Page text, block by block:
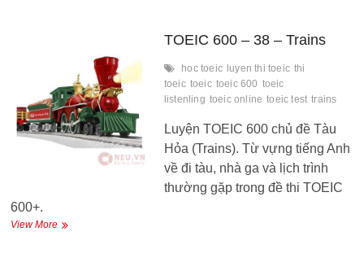
TOEIC 600 – 38 – Trains
hoc toeic luyen thi toeic thi
toeic toeic toeic 600 toeic
listenling toeic online toeic test trains
Luyện TOEIC 600 chủ đề Tàu
Hỏa (Trains). Từ vựng tiếng Anh
về đi tàu, nhà ga và lịch trình
thường gặp trong đề thi TOEIC
600+.
View MoreTOEIC